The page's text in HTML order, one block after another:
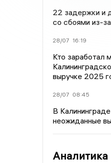
22 задержки и
со сбоями из-
28/07 16:19
Кто заработал
выручке 2025
28/07 08:45
В
неожиданные
Аналитика